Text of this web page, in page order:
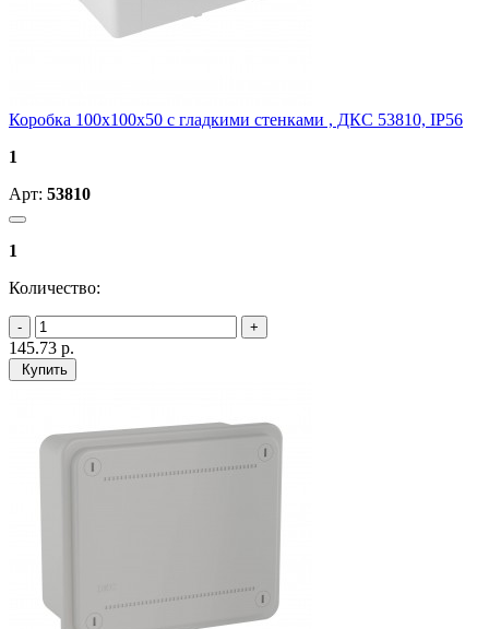
Коробка 100х100х50 с гладкими стенками , ДКС 53810, IP56
1
Арт: 53810
1
Количество:
145.73 р.
Купить